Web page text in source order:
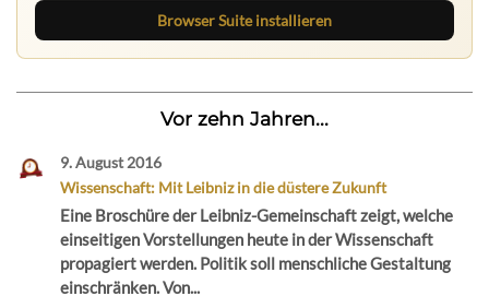
Browser Suite installieren
Vor zehn Jahren...
9. August 2016
Wissenschaft: Mit Leibniz in die düstere Zukunft
Eine Broschüre der Leibniz-Gemeinschaft zeigt, welche
einseitigen Vorstellungen heute in der Wissenschaft
propagiert werden. Politik soll menschliche Gestaltung
einschränken. Von...